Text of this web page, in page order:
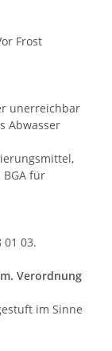
Frost
unerreichbar
Abwasser
für
01 03.
Verordnung
im Sinne